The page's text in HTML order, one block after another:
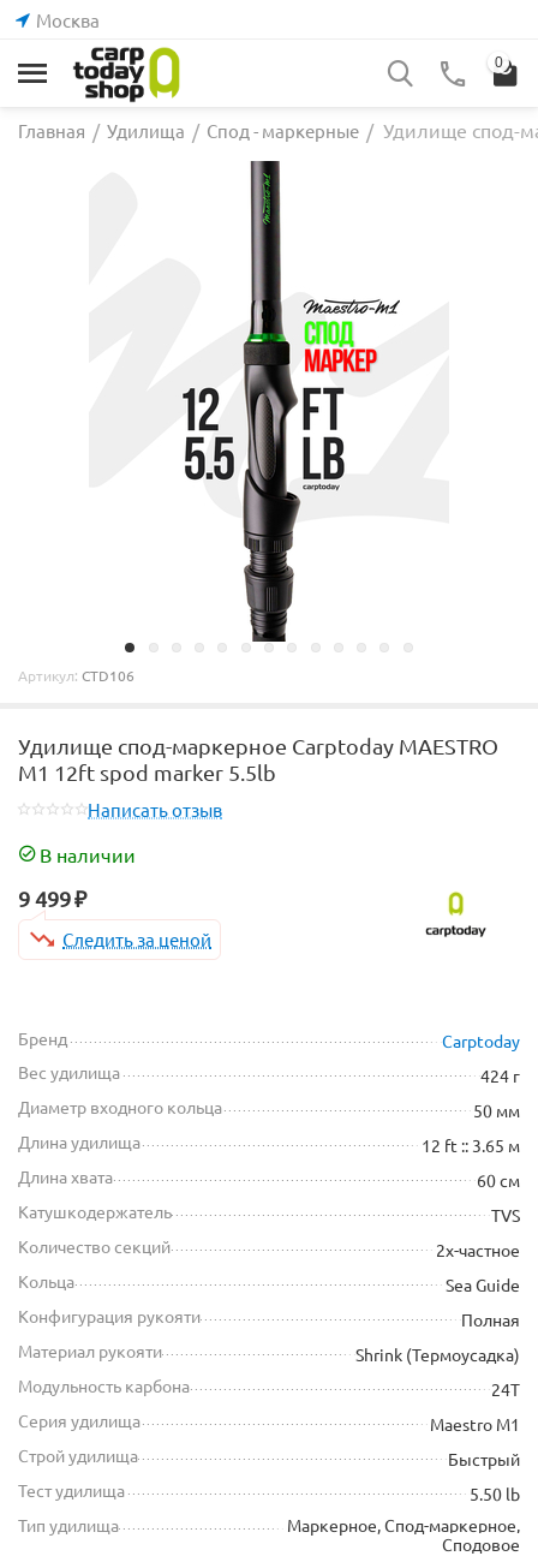
Москва
0
Главная / Удилища / Спод - маркерные / Удилище спод-
Артикул: CTD106
Удилище спод-маркерное Carptoday MAESTRO
M1 12ft spod marker 5.5lb
Написать отзыв
В наличии
9 499₽
Следить за ценой
Бренд
Carptoday
Вес удилища
424 г
Диаметр входного кольца
50 мм
Длина удилища
12 ft :: 3.65 м
Длина хвата
60 см
Катушкодержатель
TVS
Количество секций
2х-частное
Кольца
Sea Guide
Конфигурация рукояти
Полная
Материал рукояти
Shrink (Термоусадка)
Модульность карбона
24T
Серия удилища
Maestro M1
Строй удилища
Быстрый
Тест удилища
5.50 lb
Тип удилища
Маркерное, Спод-маркерное,
Сподовое